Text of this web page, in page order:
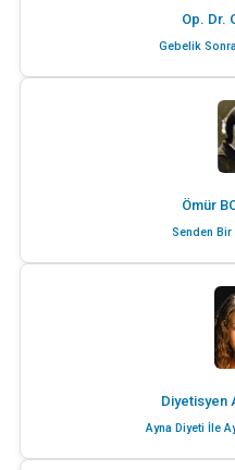
Op. Dr.
Gebelik
Ömür
Senden Bir
Diyetisyen
Ayna Diyeti İle